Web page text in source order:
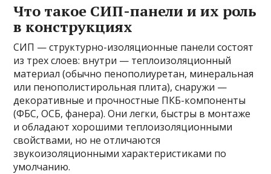
Что такое СИП-панели и их роль
в конструкциях
СИП — структурно-изоляционные панели состоят
из трех слоев: внутри — теплоизоляционный
материал (обычно пенополиуретан, минеральная
или пенополистирольная плита), снаружи —
декоративные и прочностные ПКБ-компоненты
(ФБС, ОСБ, фанера). Они легки, быстры в монтаже
и обладают хорошими теплоизоляционными
свойствами, но не отличаются
звукоизоляционными характеристиками по
умолчанию.